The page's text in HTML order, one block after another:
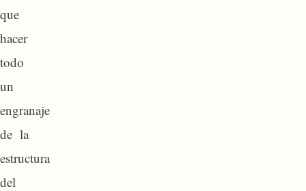
que
hacer
todo
un
engranaje
de la
estructura
del